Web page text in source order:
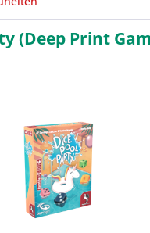
(Deep Print